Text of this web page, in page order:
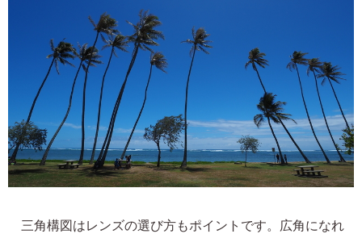
三角構図はレンズの選び方もポイントです。広角になれ